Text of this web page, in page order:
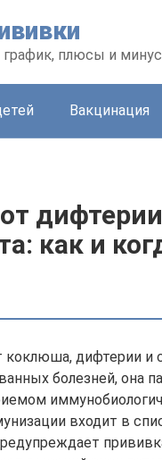
график, плюсы и
Вакцинация
как и
дифтерии и
болезней, она
входит в